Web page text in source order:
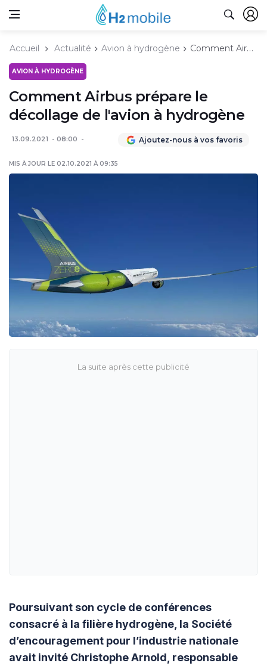
Accueil Actualité Avion à hydrogène Comment Airbus prépare le décollage de l'avion à hydrogène
AVION À HYDROGÈNE
Comment Airbus prépare le
décollage de l'avion à hydrogène
13.09.2021 08:00 Ajoutez-nous à vos favoris
MIS À JOUR LE 02.10.2021 À 09:35
Poursuivant son cycle de conférences
consacré à la filière hydrogène, la Société
d’encouragement pour l’industrie nationale
avait invité Christophe Arnold, responsable